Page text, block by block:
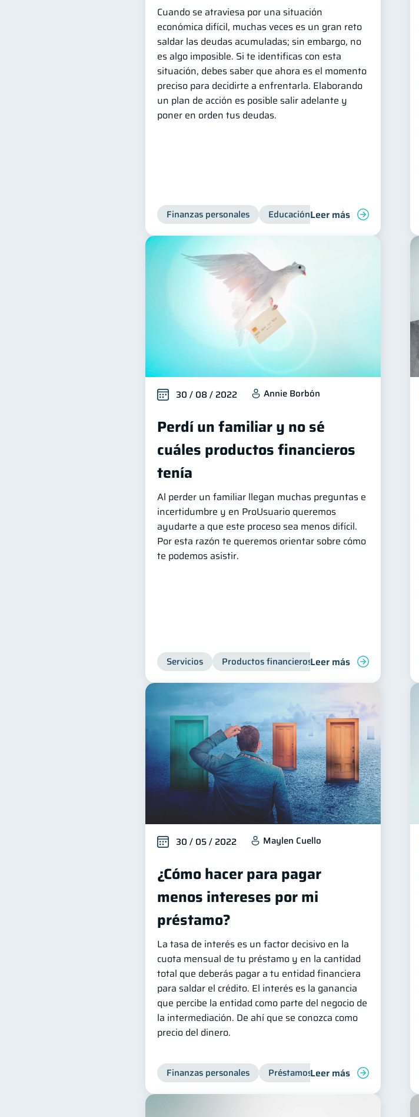
Cuando se atraviesa por una situación
económica difícil, muchas veces es un gran reto
saldar las deudas acumuladas; sin embargo, no
es algo imposible. Si te identificas con esta
situación, debes saber que ahora es el momento
preciso para decidirte a enfrentarla. Elaborando
un plan de acción es posible salir adelante y
poner en orden tus deudas.
Finanzas personales Educación financiera
Leer más
30 / 08 / 2022 Annie Borbón
Perdí un familiar y no sé
cuáles productos financieros
tenía
Al perder un familiar llegan muchas preguntas e
incertidumbre y en ProUsuario queremos
ayudarte a que este proceso sea menos difícil.
Por esta razón te queremos orientar sobre cómo
te podemos asistir.
Servicios Productos financieros Inclusión financiera
Leer más
30 / 05 / 2022 Maylen Cuello
¿Cómo hacer para pagar
menos intereses por mi
préstamo?
La tasa de interés es un factor decisivo en la
cuota mensual de tu préstamo y en la cantidad
total que deberás pagar a tu entidad financiera
para saldar el crédito. El interés es la ganancia
que percibe la entidad como parte del negocio de
la intermediación. De ahí que se conozca como
precio del dinero.
Finanzas personales Préstamos Productos financieros
Leer más